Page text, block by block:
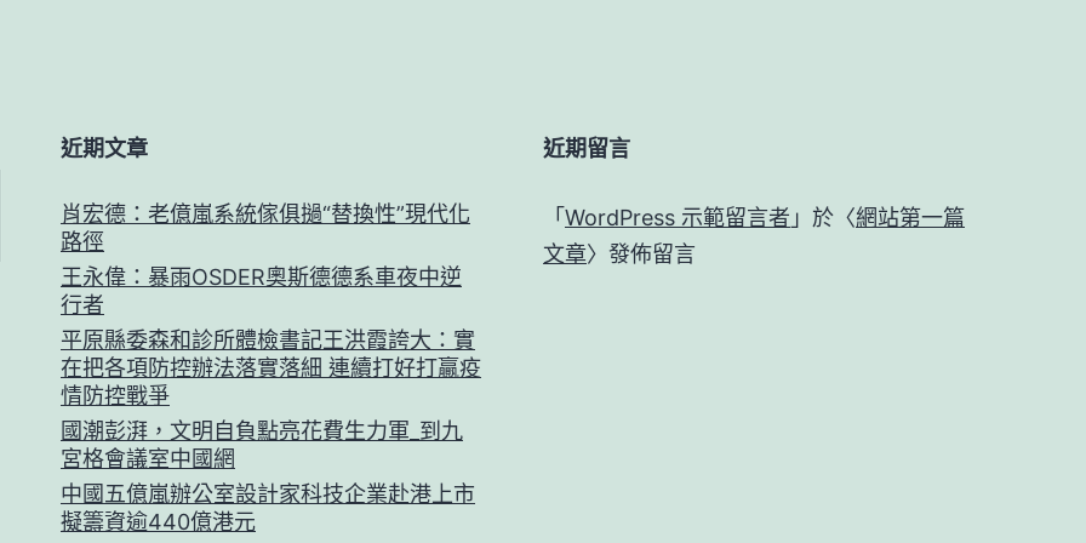
近期文章
肖宏德：老億嵐系統傢俱撾“替換性”現代化
路徑
王永偉：暴雨OSDER奧斯德德系車夜中逆
行者
平原縣委森和診所體檢書記王洪霞誇大：實
在把各項防控辦法落實落細 連續打好打贏疫
情防控戰爭
國潮彭湃，文明自負點亮花費生力軍_到九
宮格會議室中國網
中國五億嵐辦公室設計家科技企業赴港上市
擬籌資逾440億港元
近期留言
「 WordPress 示範留言者 」於〈網站第一篇
文章〉發佈留言